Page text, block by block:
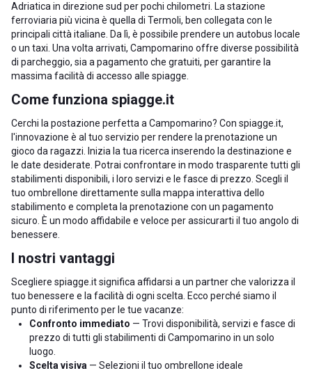
Adriatica in direzione sud per pochi chilometri. La stazione
ferroviaria più vicina è quella di Termoli, ben collegata con le
principali città italiane. Da lì, è possibile prendere un autobus locale
o un taxi. Una volta arrivati, Campomarino offre diverse possibilità
di parcheggio, sia a pagamento che gratuiti, per garantire la
massima facilità di accesso alle spiagge.
Come funziona spiagge.it
Cerchi la postazione perfetta a Campomarino? Con spiagge.it,
l'innovazione è al tuo servizio per rendere la prenotazione un
gioco da ragazzi. Inizia la tua ricerca inserendo la destinazione e
le date desiderate. Potrai confrontare in modo trasparente tutti gli
stabilimenti disponibili, i loro servizi e le fasce di prezzo. Scegli il
tuo ombrellone direttamente sulla mappa interattiva dello
stabilimento e completa la prenotazione con un pagamento
sicuro. È un modo affidabile e veloce per assicurarti il tuo angolo di
benessere.
I nostri vantaggi
Scegliere spiagge.it significa affidarsi a un partner che valorizza il
tuo benessere e la facilità di ogni scelta. Ecco perché siamo il
punto di riferimento per le tue vacanze:
Confronto immediato — Trovi disponibilità, servizi e fasce di
prezzo di tutti gli stabilimenti di Campomarino in un solo
luogo.
Scelta visiva — Selezioni il tuo ombrellone ideale